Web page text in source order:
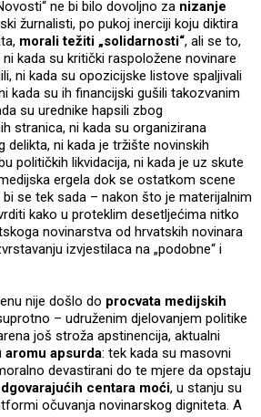
ne bi bilo dovoljno za nizanje
žurnalisti, po pukoj inerciji koju diktira
morali težiti „solidarnosti“, ali se to,
kada su kritički raspoložene novinare
ni kada su opozicijske listove spaljivali
kada su ih financijski gušili takozvanim
su urednike hapsili zbog
stranica, ni kada su organizirana
delikta, ni kada je tržište novinskih
političkih likvidacija, ni kada je uz skute
ergela dok se ostatkom scene
se tek sada – nakon što je materijalnim
kako u proteklim desetljećima nitko
novinarstva od hrvatskih novinara
izvjestilaca na „podobne“ i
nije došlo do procvata medijskih
– udruženim djelovanjem politike
još stroža apstinencija, aktualni
aromu apsurda: tek kada su masovni
devastirani do te mjere da opstaju
centara moći, u stanju su
očuvanja novinarskog digniteta. A